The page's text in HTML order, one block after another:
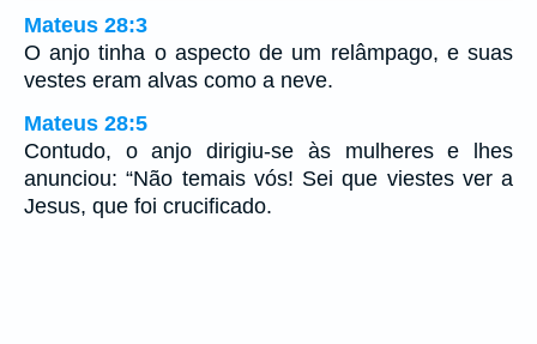
Mateus 28:3
O anjo tinha o aspecto de um relâmpago, e suas
vestes eram alvas como a neve.
Mateus 28:5
Contudo, o anjo dirigiu-se às mulheres e lhes
anunciou: “Não temais vós! Sei que viestes ver a
Jesus, que foi crucificado.